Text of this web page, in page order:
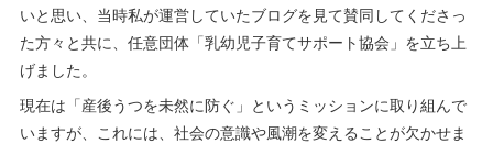
いと思い、当時私が運営していたブログを見て賛同してくださっ
た方々と共に、任意団体「乳幼児子育てサポート協会」を立ち上
げました。
現在は「産後うつを未然に防ぐ」というミッションに取り組んで
いますが、これには、社会の意識や風潮を変えることが欠かせま